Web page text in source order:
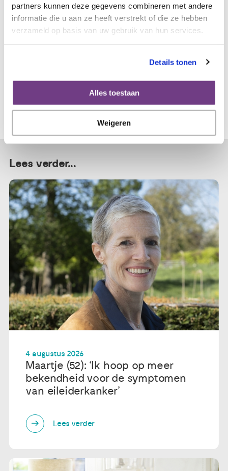
partners kunnen deze gegevens combineren met andere
informatie die u aan ze heeft verstrekt of die ze hebben
verzameld op basis van uw gebruik van hun services.
Details tonen
Alles toestaan
Weigeren
Meer verhalen over
eierstokkanker
Lees verder...
4 augustus 2026
Maartje (52): ‘Ik hoop op meer
bekendheid voor de symptomen
van eileiderkanker’
Lees verder